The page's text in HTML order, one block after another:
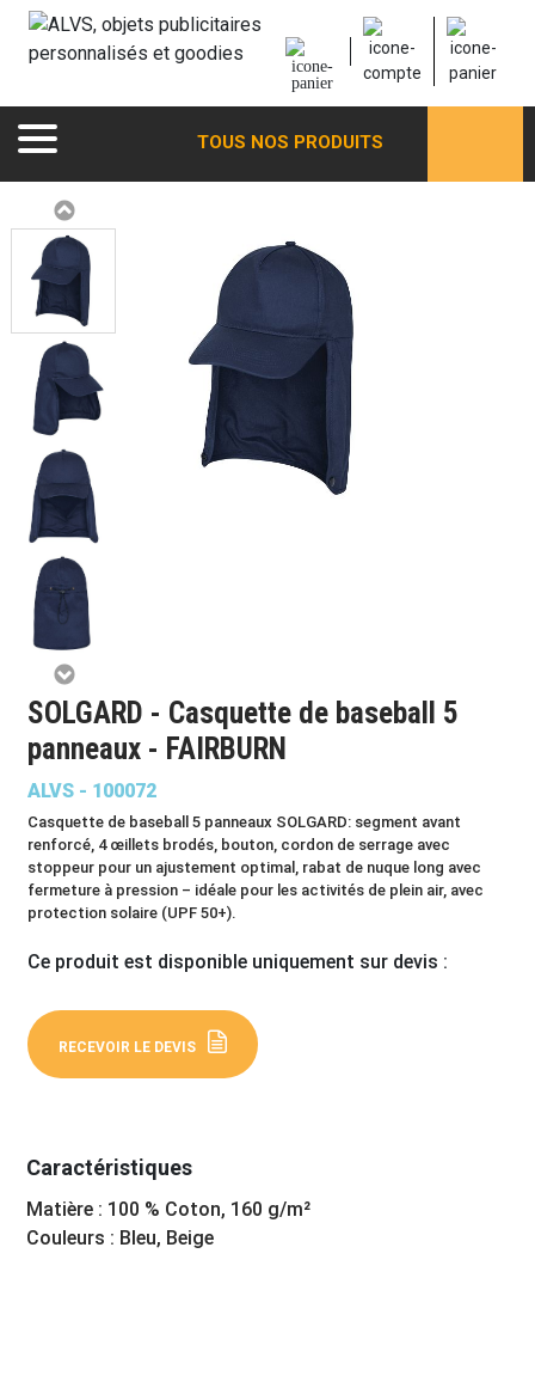
TOUS NOS PRODUITS
SOLGARD - Casquette de baseball 5
panneaux - FAIRBURN
ALVS - 100072
Casquette de baseball 5 panneaux SOLGARD: segment avant
renforcé, 4 œillets brodés, bouton, cordon de serrage avec
stoppeur pour un ajustement optimal, rabat de nuque long avec
fermeture à pression – idéale pour les activités de plein air, avec
protection solaire (UPF 50+).
Ce produit est disponible uniquement sur devis :
RECEVOIR LE DEVIS
Caractéristiques
Matière : 100 % Coton, 160 g/m²
Couleurs : Bleu, Beige